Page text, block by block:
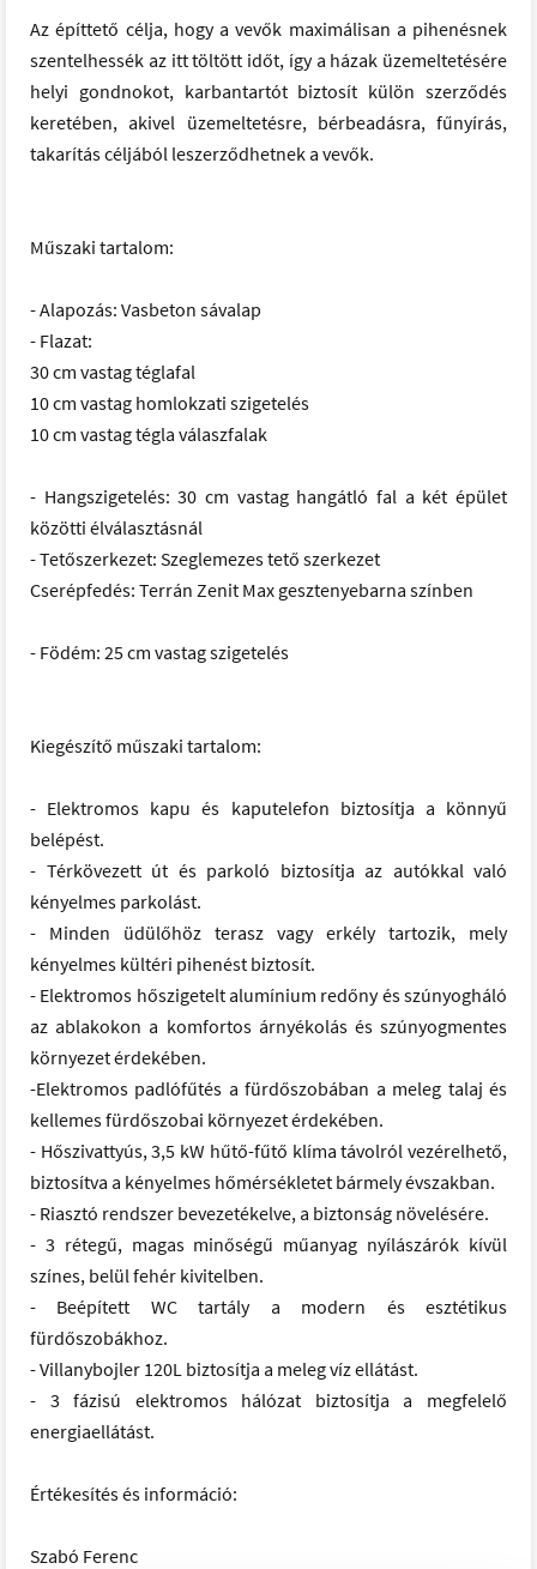
Az építtető célja, hogy a vevők maximálisan a pihenésnek
szentelhessék az itt töltött időt, így a házak üzemeltetésére
helyi gondnokot, karbantartót biztosít külön szerződés
keretében, akivel üzemeltetésre, bérbeadásra, fűnyírás,
takarítás céljából leszerződhetnek a vevők.
Műszaki tartalom:
- Alapozás: Vasbeton sávalap
- Flazat:
30 cm vastag téglafal
10 cm vastag homlokzati szigetelés
10 cm vastag tégla válaszfalak
- Hangszigetelés: 30 cm vastag hangátló fal a két épület
közötti élválasztásnál
- Tetőszerkezet: Szeglemezes tető szerkezet
Cserépfedés: Terrán Zenit Max gesztenyebarna színben
- Födém: 25 cm vastag szigetelés
Kiegészítő műszaki tartalom:
- Elektromos kapu és kaputelefon biztosítja a könnyű
belépést.
- Térkövezett út és parkoló biztosítja az autókkal való
kényelmes parkolást.
- Minden üdülőhöz terasz vagy erkély tartozik, mely
kényelmes kültéri pihenést biztosít.
- Elektromos hőszigetelt alumínium redőny és szúnyogháló
az ablakokon a komfortos árnyékolás és szúnyogmentes
környezet érdekében.
-Elektromos padlófűtés a fürdőszobában a meleg talaj és
kellemes fürdőszobai környezet érdekében.
- Hőszivattyús, 3,5 kW hűtő-fűtő klíma távolról vezérelhető,
biztosítva a kényelmes hőmérsékletet bármely évszakban.
- Riasztó rendszer bevezetékelve, a biztonság növelésére.
- 3 rétegű, magas minőségű műanyag nyílászárók kívül
színes, belül fehér kivitelben.
- Beépített WC tartály a modern és esztétikus
fürdőszobákhoz.
- Villanybojler 120L biztosítja a meleg víz ellátást.
- 3 fázisú elektromos hálózat biztosítja a megfelelő
energiaellátást.
Értékesítés és információ:
Szabó Ferenc